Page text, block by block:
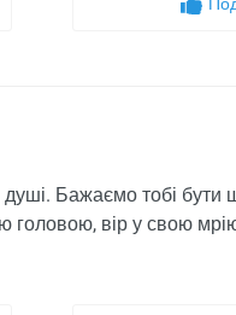
душі. Бажаємо тобі
головою, вір у свою